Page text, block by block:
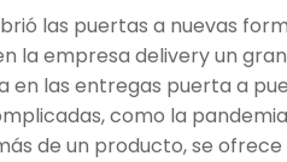
las puertas a nuevas
la empresa delivery un
en las entregas puerta a
como la
de un producto, se ofrece